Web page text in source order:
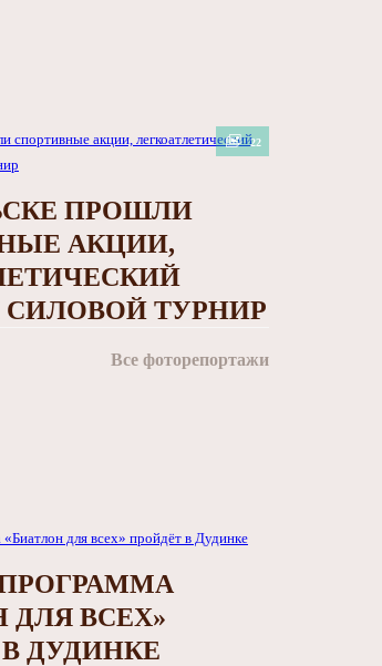
22
ПРОШЛИ
АКЦИИ,
СИЛОВОЙ ТУРНИР
Все фоторепортажи
ДЛЯ ВСЕХ»
ДУДИНКЕ